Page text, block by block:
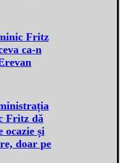
Fritz
ca-n
Fritz dă
ocazie și
doar pe